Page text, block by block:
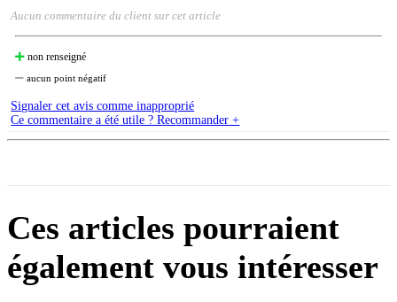
Aucun commentaire du client sur cet article
non renseigné
aucun point négatif
Signaler cet avis comme inapproprié
Ce commentaire a été utile ? Recommander +
Ces articles pourraient
également vous intéresser